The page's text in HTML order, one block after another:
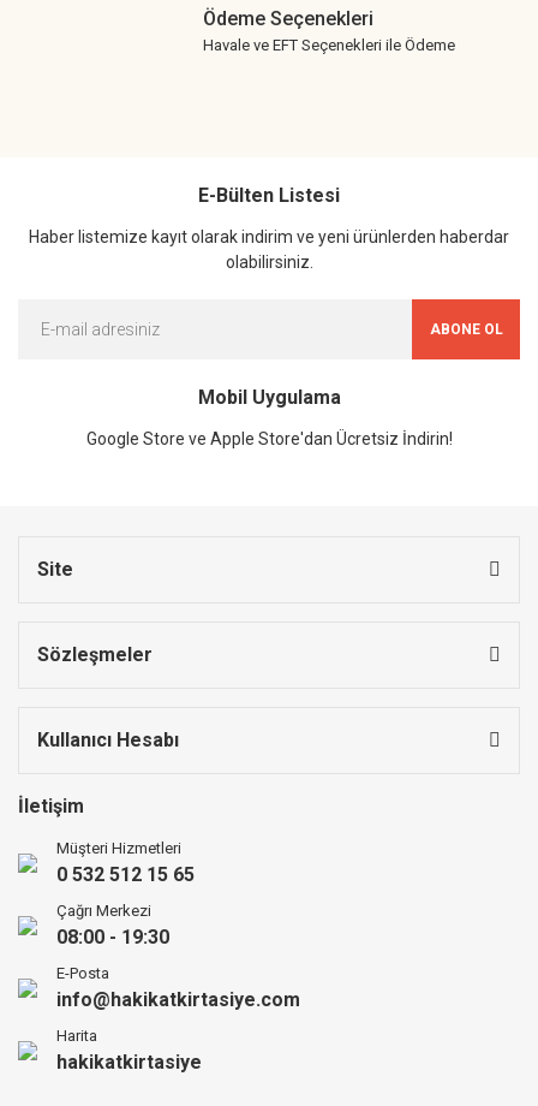
Ödeme Seçenekleri
Havale ve EFT Seçenekleri ile Ödeme
E-Bülten Listesi
Haber listemize kayıt olarak indirim ve yeni ürünlerden haberdar
olabilirsiniz.
ABONE OL
Mobil Uygulama
Google Store ve Apple Store'dan Ücretsiz İndirin!
Site
Sözleşmeler
Kullanıcı Hesabı
İletişim
Müşteri Hizmetleri
0 532 512 15 65
Çağrı Merkezi
08:00 - 19:30
E-Posta
info@hakikatkirtasiye.com
Harita
hakikatkirtasiye